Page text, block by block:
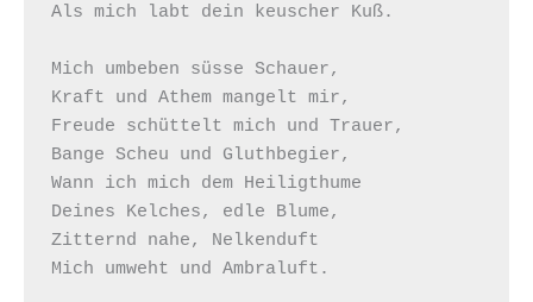
Als mich labt dein keuscher Kuß.
Mich umbeben süsse Schauer,
Kraft und Athem mangelt mir,
Freude schüttelt mich und Trauer,
Bange Scheu und Gluthbegier,
Wann ich mich dem Heiligthume
Deines Kelches, edle Blume,
Zitternd nahe, Nelkenduft
Mich umweht und Ambraluft.